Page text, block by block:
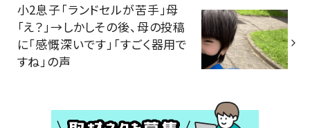
小2息子「ランドセルが苦手」母
「え？」→しかしその後、母の投稿
に「感慨深いです」「すごく器用で
すね」の声